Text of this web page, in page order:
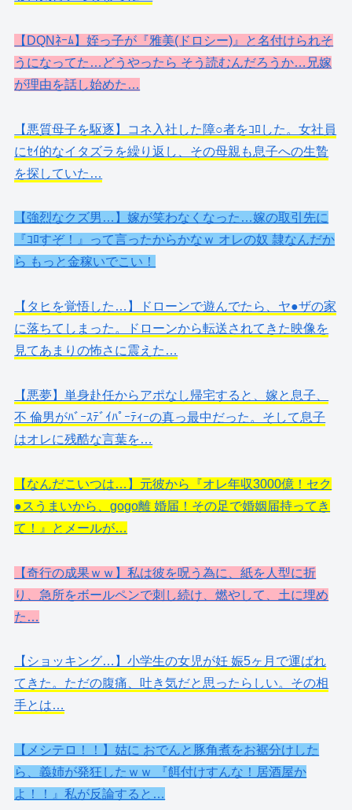
【DQNﾈｰﾑ】姪っ子が『雅美(ドロシー)』と名付けられそ
うになってた…どうやったら そう読むんだろうか…兄嫁
が理由を話し始めた…
【悪質母子を駆逐】コネ入社した障○者をｺﾛした。女社員
にｾｲ的なイタズラを繰り返し、その母親も息子への生贄
を探していた…
【強烈なクズ男…】嫁が笑わなくなった…嫁の取引先に
『ｺﾛすぞ！』って言ったからかなｗ オレの奴 隷なんだか
ら もっと金稼いでこい！
【タヒを覚悟した…】ドローンで遊んでたら、ヤ●ザの家
に落ちてしまった。ドローンから転送されてきた映像を
見てあまりの怖さに震えた…
【悪夢】単身赴任からアポなし帰宅すると、嫁と息子、
不 倫男がﾊﾞｰｽﾃﾞｲﾊﾟｰﾃｨｰの真っ最中だった。そして息子
はオレに残酷な言葉を…
【なんだこいつは…】元彼から『オレ年収3000億！セク
●スうまいから、gogo離 婚届！その足で婚姻届持ってき
て！』とメールが…
【奇行の成果ｗｗ】私は彼を呪う為に、紙を人型に折
り、急所をボールペンで刺し続け、燃やして、土に埋め
た…
【ショッキング…】小学生の女児が妊 娠5ヶ月で運ばれ
てきた。ただの腹痛、吐き気だと思ったらしい。その相
手とは…
【メシテロ！！】姑に おでんと豚角煮をお裾分けした
ら、義姉が発狂したｗｗ 『餌付けすんな！居酒屋か
よ！！』私が反論すると…